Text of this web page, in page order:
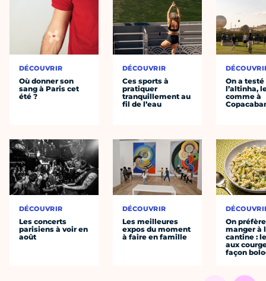
DÉCOUVRIR
Où donner son
sang à Paris cet
été ?
DÉCOUVRIR
Les concerts
parisiens à voir en
août
DÉCOUVRIR
Ces sports à
pratiquer
tranquillement au
fil de l’eau
DÉCOUVRIR
Les meilleures
expos du moment
à faire en famille
On a testé
l’altinha,
comme à
On préfère
manger à
cantine :
aux
façon